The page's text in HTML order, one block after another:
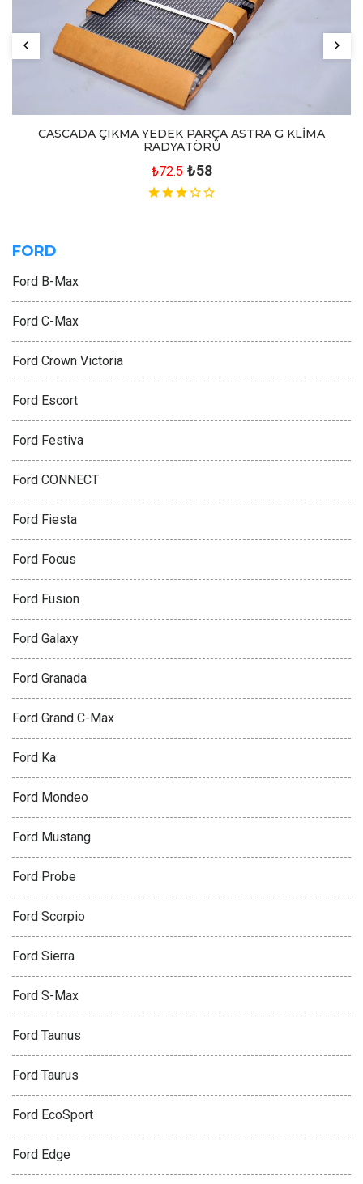
CASCADA ÇIKMA YEDEK PARÇA ASTRA G KLİMA
RADYATÖRÜ
₺72.5 ₺58
FORD
Ford B-Max
Ford C-Max
Ford Crown Victoria
Ford Escort
Ford Festiva
Ford CONNECT
Ford Fiesta
Ford Focus
Ford Fusion
Ford Galaxy
Ford Granada
Ford Grand C-Max
Ford Ka
Ford Mondeo
Ford Mustang
Ford Probe
Ford Scorpio
Ford Sierra
Ford S-Max
Ford Taunus
Ford Taurus
Ford EcoSport
Ford Edge